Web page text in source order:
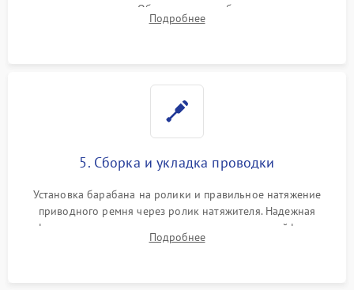
термодатчиков. Обязательная глубокая очистка
конденсатора, крыльчатки вентилятора и воздуховодов от
Подробнее
5. Сборка и укладка проводки
Установка барабана на ролики и правильное натяжение
приводного ремня через ролик натяжителя. Надежная
фиксация всех узлов, подключение клемм и шлейфов к
модулю управления. Монтаж корпусных панелей, люка и
Подробнее